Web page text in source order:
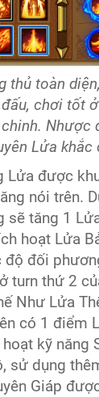
thủ toàn
chơi tốt
Nhược
Lửa khắc
Lửa được
nói trên.
sẽ tăng 1
hoạt Lửa
độ đối
turn thứ 2
Như Lửa
có 1 điểm
kỹ năng
sử dụng
Giáp